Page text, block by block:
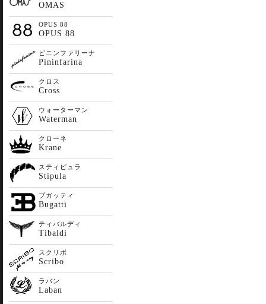
OMAS
OPUS 88
OPUS 88
ピニンファリーナ
Pininfarina
クロス
Cross
ウォーターマン
Waterman
クローネ
Krane
スティピュラ
Stipula
ブガッティ
Bugatti
ティバルディ
Tibaldi
スクリボ
Scribo
ラバン
Laban